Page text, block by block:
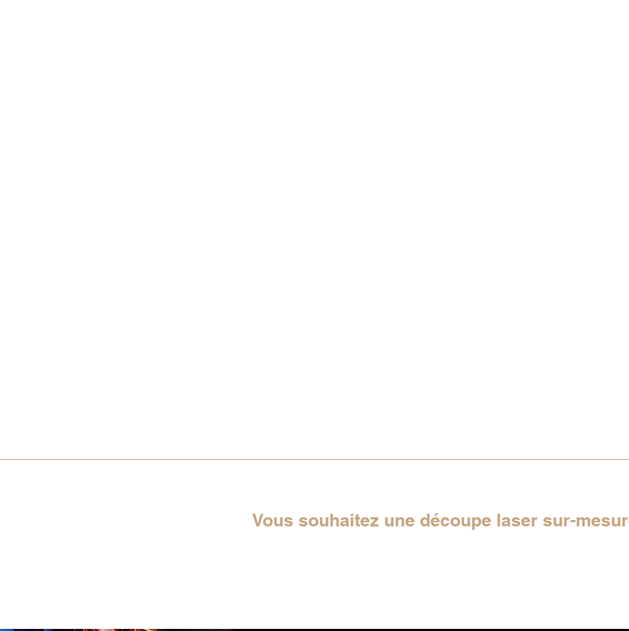
Vous souhaitez une découpe laser sur-